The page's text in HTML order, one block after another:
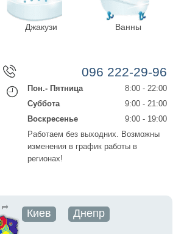
Джакузи Ванны
096 222-29-96
Пон.- Пятница
8:00 - 22:00
Суббота
9:00 - 21:00
Воскресенье
9:00 - 19:00
Работаем без выходних. Возможны
изменения в график работы в
регионах!
Киев Днепр